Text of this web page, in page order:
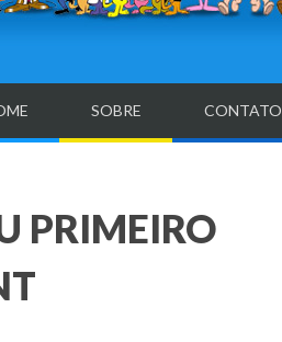
SOBRE CONTATO
PRIMEIRO